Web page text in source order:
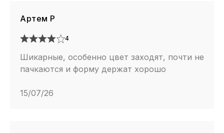
Артем Р
4
Шикарные, особенно цвет заходят, почти не
пачкаются и форму держат хорошо
15/07/26